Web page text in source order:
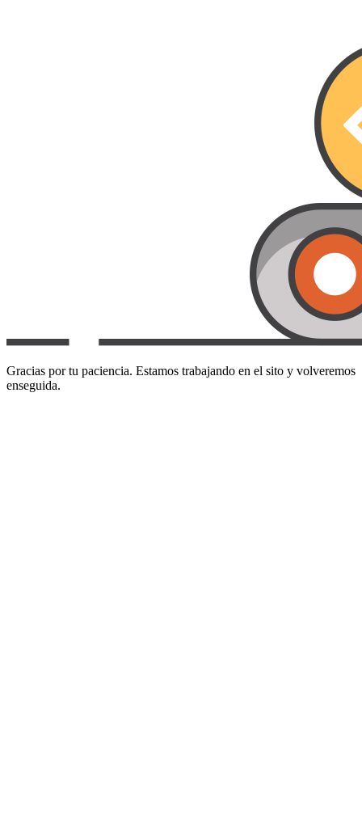
Gracias por tu paciencia. Estamos trabajando en el sito y volveremos
enseguida.